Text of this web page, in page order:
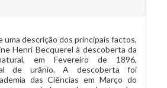
uma descrição dos principais factos,
Henri Becquerel à descoberta da
em Fevereiro de 1896,
de urânio. A descoberta foi
das Ciências em Março do